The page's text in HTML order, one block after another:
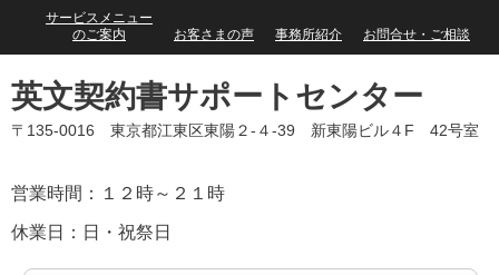
サービスメニュー
のご案内
お客さまの声 事務所紹介 お問合せ・ご相談
英文契約書サポートセンター
〒135-0016 東京都江東区東陽２-４-39 新東陽ビル４F 42号室
営業時間：１２時～２１時
休業日：日・祝祭日